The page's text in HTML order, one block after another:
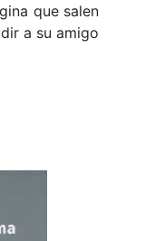
que salen
a su amigo